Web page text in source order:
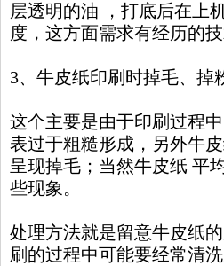
层透明的油 ，打底后在上
度，这方面需求有经历的技
3、牛皮纸印刷时掉毛、掉
这个主要是由于印刷过程
表过于粗糙形成，另外牛
呈现掉毛；当然牛皮纸 平
些现象。
处理方法就是留意牛皮纸
刷的过程中可能要经常清